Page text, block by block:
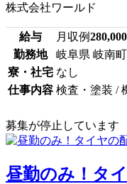
株式会社ワールド
給与 月収例280,000
勤務地
岐阜県 岐南町
寮・社宅 なし
仕事内容 検査・塗装 /
募集が停止しています
昼勤のみ！タ